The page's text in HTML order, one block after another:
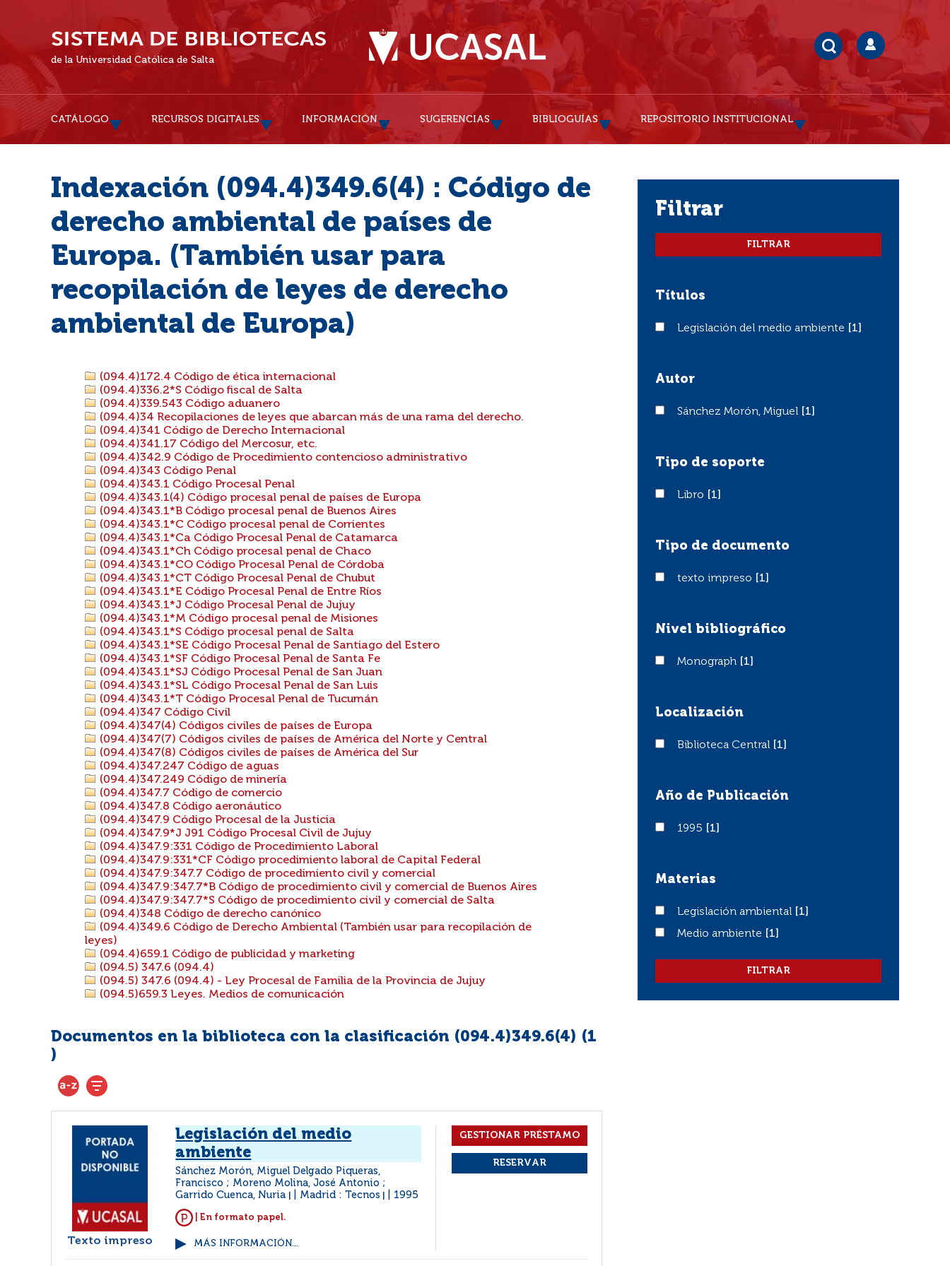
de la Universidad Católica de Salta
CATÁLOGO RECURSOS DIGITALES INFORMACIÓN SUGERENCIAS BIBLIOGUÍAS REPOSITORIO INSTITUCIONAL
Indexación (094.4)349.6(4) : Código de
derecho ambiental de países de
Europa. (También usar para
recopilación de leyes de derecho
ambiental de Europa)
(094.4)172.4 Código de ética internacional
(094.4)336.2*S Código fiscal de Salta
(094.4)339.543 Código aduanero
(094.4)34 Recopilaciones de leyes que abarcan más de una rama del derecho.
(094.4)341 Código de Derecho Internacional
(094.4)341.17 Código del Mercosur, etc.
(094.4)342.9 Código de Procedimiento contencioso administrativo
(094.4)343 Código Penal
(094.4)343.1 Código Procesal Penal
(094.4)343.1(4) Código procesal penal de países de Europa
(094.4)343.1*B Código procesal penal de Buenos Aires
(094.4)343.1*C Código procesal penal de Corrientes
(094.4)343.1*Ca Código Procesal Penal de Catamarca
(094.4)343.1*Ch Código procesal penal de Chaco
(094.4)343.1*CO Código Procesal Penal de Córdoba
(094.4)343.1*CT Código Procesal Penal de Chubut
(094.4)343.1*E Código Procesal Penal de Entre Ríos
(094.4)343.1*J Código Procesal Penal de Jujuy
(094.4)343.1*M Código procesal penal de Misiones
(094.4)343.1*S Código procesal penal de Salta
(094.4)343.1*SE Código Procesal Penal de Santiago del Estero
(094.4)343.1*SF Código Procesal Penal de Santa Fe
(094.4)343.1*SJ Código Procesal Penal de San Juan
(094.4)343.1*SL Código Procesal Penal de San Luis
(094.4)343.1*T Código Procesal Penal de Tucumán
(094.4)347 Código Civil
(094.4)347(4) Códigos civiles de países de Europa
(094.4)347(7) Códigos civiles de países de América del Norte y Central
(094.4)347(8) Códigos civiles de países de América del Sur
(094.4)347.247 Código de aguas
(094.4)347.249 Código de minería
(094.4)347.7 Código de comercio
(094.4)347.8 Código aeronáutico
(094.4)347.9 Código Procesal de la Justicia
(094.4)347.9*J J91 Código Procesal Civil de Jujuy
(094.4)347.9:331 Código de Procedimiento Laboral
(094.4)347.9:331*CF Código procedimiento laboral de Capital Federal
(094.4)347.9:347.7 Código de procedimiento civil y comercial
(094.4)347.9:347.7*B Código de procedimiento civil y comercial de Buenos Aires
(094.4)347.9:347.7*S Código de procedimiento civil y comercial de Salta
(094.4)348 Código de derecho canónico
(094.4)349.6 Código de Derecho Ambiental (También usar para recopilación de
leyes)
(094.4)659.1 Código de publicidad y marketing
(094.5) 347.6 (094.4)
(094.5) 347.6 (094.4) - Ley Procesal de Familia de la Provincia de Jujuy
(094.5)659.3 Leyes. Medios de comunicación
Documentos en la biblioteca con la clasificación (094.4)349.6(4) (1
)
Texto impreso
Legislación del medio
ambiente
Sánchez Morón, Miguel Delgado Piqueras,
Francisco ; Moreno Molina, José Antonio ;
Garrido Cuenca, Nuria
Madrid : Tecnos 1995
| En formato papel.
MÁS INFORMACIÓN...
filtrar
Títulos
Legislación del medio ambiente
Legislación del medio ambiente [1]
Autor
Sánchez Morón, Miguel
Sánchez Morón, Miguel [1]
Tipo de soporte
LibroLibro [1]
Tipo de documento
texto impreso
texto impreso [1]
Nivel bibliográfico
Monograph
Monograph [1]
Localización
Biblioteca Central
Biblioteca Central [1]
Año de Publicación
19951995 [1]
Materias
Legislación ambiental
Legislación ambiental
[1]
Medio ambiente
Medio ambiente [1]